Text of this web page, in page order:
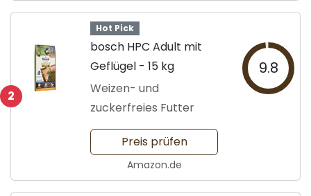
2
Hot Pick
bosch HPC Adult mit
Geflügel - 15 kg
Weizen- und
zuckerfreies Futter
9.8
Preis prüfen
Amazon.de